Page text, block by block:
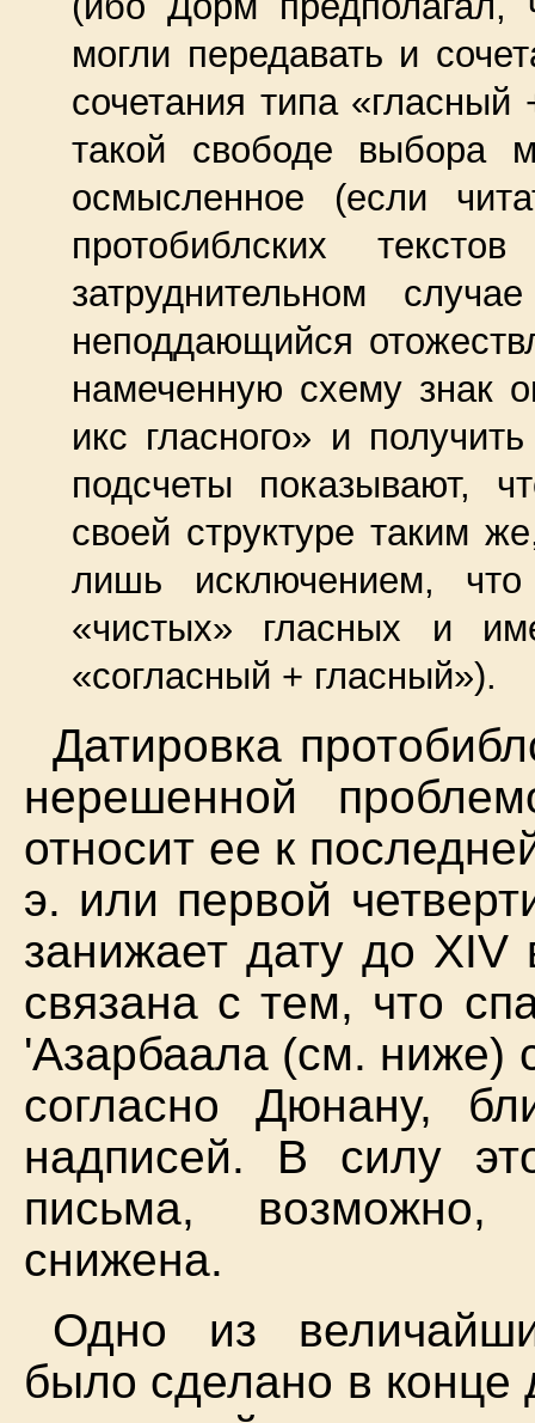
могли передавать и
сочетания типа
такой свободе выбора
осмысленное (если
протобиблских
затруднительном
неподдающийся
намеченную схему знак
икс гласного» и
подсчеты показывают,
своей структуре таким
лишь исключением,
«чистых» гласных и
«согласный + гласный»).
Датировка
нерешенной
относит ее к
э. или первой
занижает дату до
связана с тем, что
'Азарбаала (см. ниже)
согласно Дюнану,
надписей. В силу
письма, возможно,
снижена.
Одно из
было сделано в конце